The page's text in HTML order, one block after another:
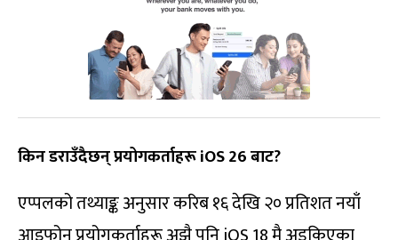
किन डराउँदैछन् प्रयोगकर्ताहरू iOS 26 बाट?
एप्पलको तथ्याङ्क अनुसार करिब १६ देखि २० प्रतिशत नयाँ